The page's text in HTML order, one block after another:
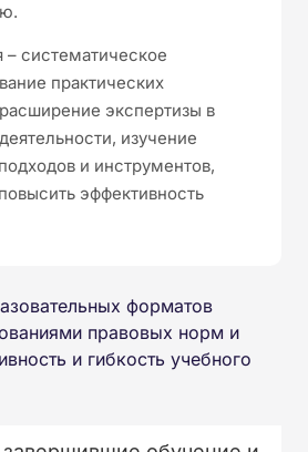
– систематическое
практических
экспертизы в
изучение
и инструментов,
эффективность
форматов
правовых норм и
и гибкость учебного